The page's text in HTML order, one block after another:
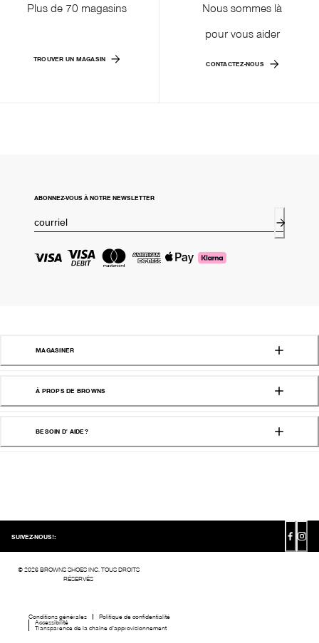
Plus de 70 magasins
TROUVER UN MAGASIN
Nous sommes là
pour vous aider
CONTACTEZ-NOUS
ABONNEZ-VOUS À NOTRE NEWSLETTER
MAGASINER
À PROPS DE BROWNS
BESOIN D' AIDE?
©2026 BROWNS SHOES INC. TOUS DROITS
RÉSERVÉS
Conditions générales Politique de confidentialité
Accessibilité
Transparence de la chaîne d’approvisionnement
SUIVEZ-NOUS!: